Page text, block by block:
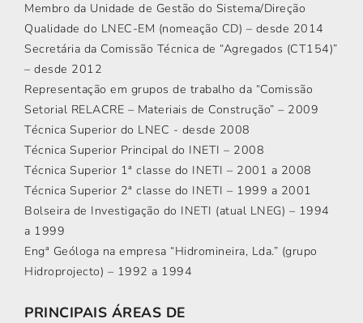
Membro da Unidade de Gestão do Sistema/Direção
Qualidade do LNEC-EM (nomeação CD) – desde 2014
Secretária da Comissão Técnica de “Agregados (CT154)”
– desde 2012
Representação em grupos de trabalho da “Comissão
Setorial RELACRE – Materiais de Construção” – 2009
Técnica Superior do LNEC - desde 2008
Técnica Superior Principal do INETI – 2008
Técnica Superior 1ª classe do INETI – 2001 a 2008
Técnica Superior 2ª classe do INETI – 1999 a 2001
Bolseira de Investigação do INETI (atual LNEG) – 1994
a 1999
Engª Geóloga na empresa “Hidromineira, Lda.” (grupo
Hidroprojecto) – 1992 a 1994
PRINCIPAIS ÁREAS DE